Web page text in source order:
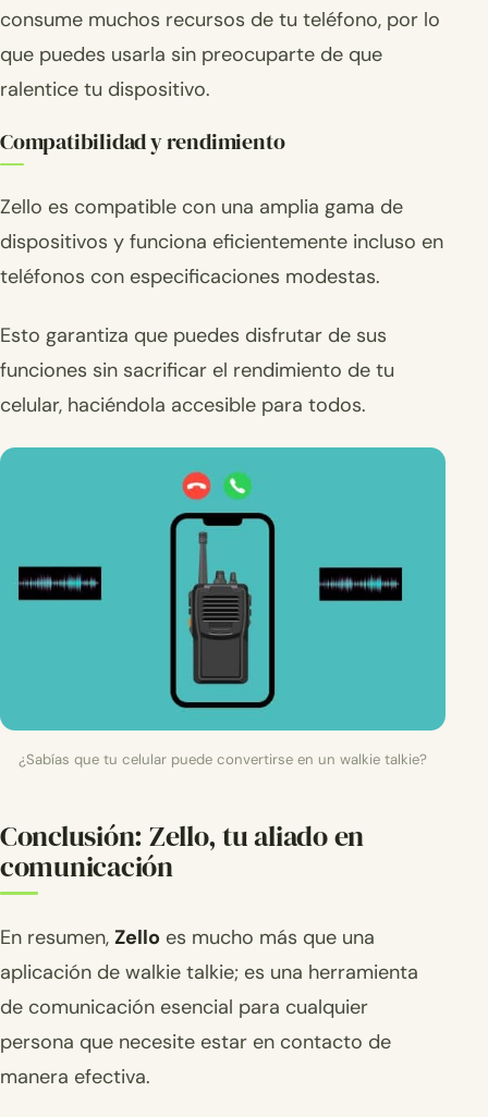
consume muchos recursos de tu teléfono, por lo
que puedes usarla sin preocuparte de que
ralentice tu dispositivo.
Compatibilidad y rendimiento
Zello es compatible con una amplia gama de
dispositivos y funciona eficientemente incluso en
teléfonos con especificaciones modestas.
Esto garantiza que puedes disfrutar de sus
funciones sin sacrificar el rendimiento de tu
celular, haciéndola accesible para todos.
¿Sabías que tu celular puede convertirse en un walkie talkie?
Conclusión: Zello, tu aliado en
comunicación
En resumen, Zello es mucho más que una
aplicación de walkie talkie; es una herramienta
de comunicación esencial para cualquier
persona que necesite estar en contacto de
manera efectiva.